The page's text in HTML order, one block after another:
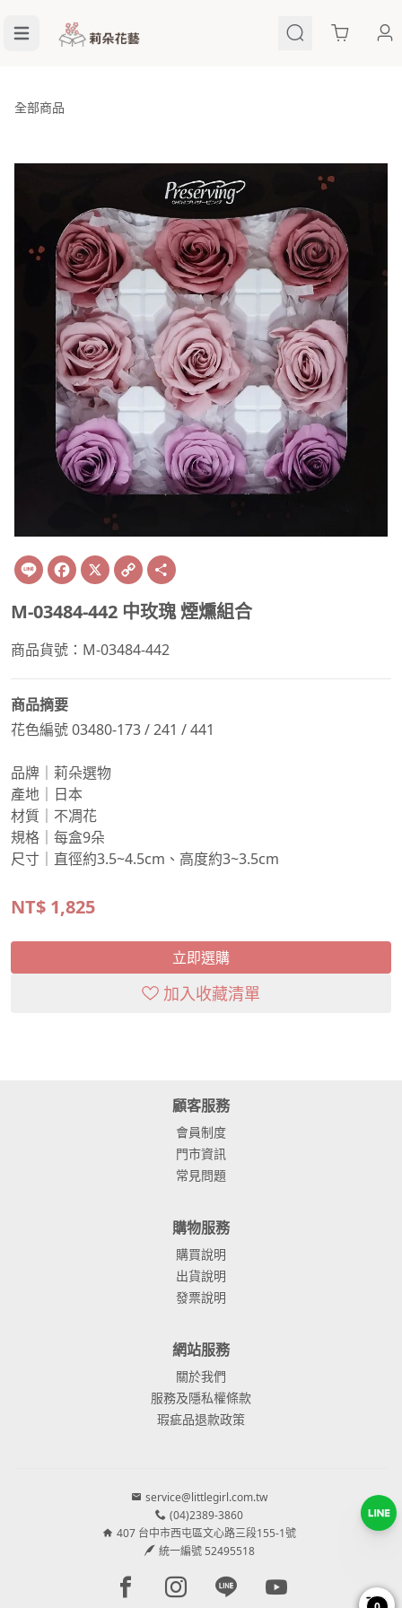
Cart
全部商品
Line Facebook
X Copy
Link
M-03484-442 中玫瑰 煙燻組合
商品貨號：M-03484-442
商品摘要
花色編號 03480-173 / 241 / 441
品牌｜莉朵選物
產地｜日本
材質｜不凋花
規格｜每盒9朵
尺寸｜直徑約3.5~4.5cm、高度約3~3.5cm
NT$ 1,825
立即選購
加入收藏清單
顧客服務
會員制度
門市資訊
常見問題
購物服務
購買說明
出貨說明
發票說明
網站服務
關於我們
服務及隱私權條款
瑕疵品退款政策
service@littlegirl.com.tw
(04)2389-3860
407 台中市西屯區文心路三段155-1號
統一編號 52495518
Facebook page
Instagram page
Line pageYoutube page